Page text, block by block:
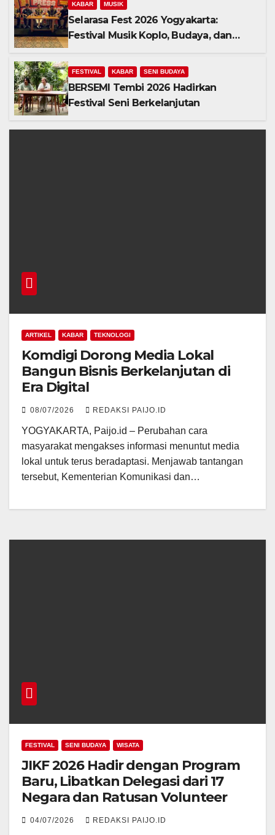
KABAR MUSIK
Selarasa Fest 2026 Yogyakarta:
Festival Musik Koplo, Budaya, dan
FESTIVAL KABAR SENI BUDAYA
BERSEMI Tembi 2026 Hadirkan
Festival Seni Berkelanjutan
ARTIKEL KABAR TEKNOLOGI
Komdigi Dorong Media Lokal
Bangun Bisnis Berkelanjutan di
Era Digital
08/07/2026 REDAKSI PAIJO.ID
YOGYAKARTA, Paijo.id – Perubahan cara
masyarakat mengakses informasi menuntut media
lokal untuk terus beradaptasi. Menjawab tantangan
tersebut, Kementerian Komunikasi dan…
FESTIVAL SENI BUDAYA WISATA
JIKF 2026 Hadir dengan Program
Baru, Libatkan Delegasi dari 17
Negara dan Ratusan Volunteer
04/07/2026 REDAKSI PAIJO.ID